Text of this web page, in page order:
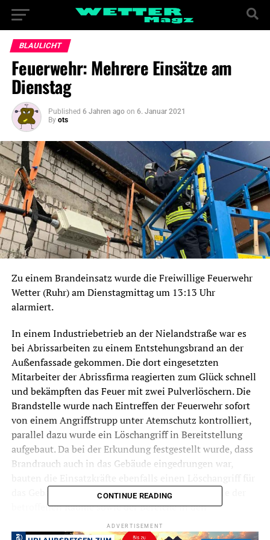
BLAULICHT
Feuerwehr: Mehrere Einsätze am
Dienstag
Published 6 Jahren ago on 6. Januar 2021
By ots
Zu einem Brandeinsatz wurde die Freiwillige Feuerwehr
Wetter (Ruhr) am Dienstagmittag um 13:13 Uhr
alarmiert.
In einem Industriebetrieb an der Nielandstraße war es
bei Abrissarbeiten zu einem Entstehungsbrand an der
Außenfassade gekommen. Die dort eingesetzten
Mitarbeiter der Abrissfirma reagierten zum Glück schnell
und bekämpften das Feuer mit zwei Pulverlöschern. Die
Brandstelle wurde nach Eintreffen der Feuerwehr sofort
von einem Angriffstrupp unter Atemschutz kontrolliert,
parallel dazu wurde ein Löschangriff in Bereitstellung
aufgebaut. Da bei der Erkundung festgestellt wurde, dass
Brandrauch auch in das Gebäude eingedrungen war,
das Gebäudeinnere auf. Nach ausgiebiger Kontrolle der
betroffenen Räume sowie der Bereiche in den
Zwischendecken konnte dann aber Entwarnung gegeben
werden. Es war kein Feuer nach innen in das Gebäude
CONTINUE READING
ADVERTISEMENT